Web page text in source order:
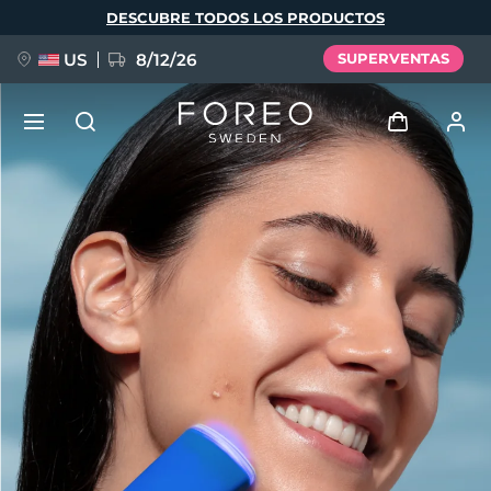
DESCUBRE TODOS LOS PRODUCTOS
US 8/12/26 SUPERVENTAS
Iniciar sesión
Perfil de usuario
Mis dispositivos
Mis pedidos
Mis direcciones
Mis suscripciones
NUEVO
FAQ™ Pure Beauty-Tech Elixir
BREAKING NEWS
issa™ Teeth Whitening Set
Idioma
English Deutsch
Español
Français
Português
Polski
Русский
Türkçe
简体中文 繁體中文